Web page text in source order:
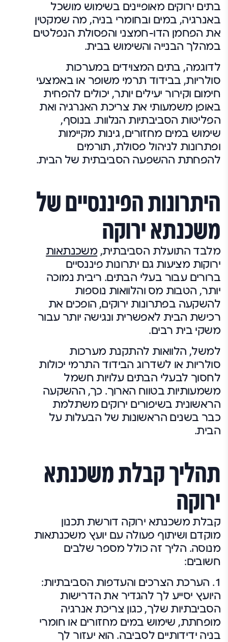
בתים ירוקים מאופיינים בשימוש מושכל
באנרגיה, במים ובחומרי בניה, מה שמקטין
את הפחמן הדו-חמצני והפסולת הנפלטים
במהלך הבנייה והשימוש בבית.
לדוגמה, בתים המצוידים במערכות
סולריות, בבידוד תרמי משופר או באמצעי
חימום וקירור יעילים יותר, יכולים להפחית
באופן משמעותי את צריכת האנרגיה ואת
הפליטות הסביבתיות הנלוות. בנוסף,
שימוש במים מחזורים, גינות מקיימות
ופתרונות לניהול פסולת, תורמים
להפחתת ההשפעה הסביבתית של הבית.
היתרונות הפיננסיים של
משכנתא ירוקה
מלבד התועלת הסביבתית, משכנתאות
ירוקות מציעות גם יתרונות פיננסיים
ברורים עבור בעלי הבתים. ריבית נמוכה
יותר, הטבות מס והלוואות נוספות
להשקעה בפתרונות ירוקים, הופכים את
רכישת הבית לאפשרית ונגישה יותר עבור
משקי בית רבים.
למשל, הלוואות להתקנת מערכות
סולריות או לשדרוג הבידוד התרמי יכולות
לחסוך לבעלי הבתים עלויות חשמל
משמעותיות בטווח הארוך. כך, ההשקעה
הראשונית בשיפורים ירוקים משתלמת
כבר בשנים הראשונות של הבעלות על
הבית.
תהליך קבלת משכנתא
ירוקה
קבלת משכנתא ירוקה דורשת תכנון
מוקדם ושיתוף פעולה עם יועץ משכנתאות
מנוסה. הליך זה כולל מספר שלבים
חשובים:
1. הערכת הצרכים והעדפות הסביבתיות:
היועץ יסייע לך להגדיר את הדרישות
הסביבתיות שלך, כגון צריכת אנרגיה
מופחתת, שימוש במים מחזורים או חומרי
בניה ידידותיים לסביבה. הוא יעזור לך